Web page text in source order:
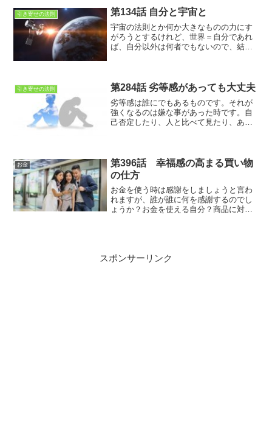
す。
引き寄せの法則 第134話 自分と宇宙と
宇宙の法則とか何か大きなものの力にす
がろうとするけれど、世界＝自分であれ
ば、自分以外は何者でもないので、結局
引き寄せの法則 第284話 劣等感があっても大丈夫
劣等感は誰にでもあるものです。それが
強くなるのは嫌な事があった時です。自
己否定したり、人と比べて見たり、あれ
お金
第396話 幸福感の高まる買い物
の仕方
お金を使う時は感謝をしましょうと言わ
れますが、誰が誰に何を感謝するのでし
ょうか？お金を使える自分？商品に対し
スポンサーリンク